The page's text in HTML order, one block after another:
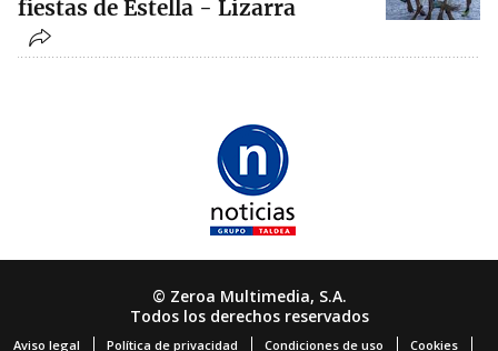
fiestas de Estella - Lizarra
© Zeroa Multimedia, S.A.
Todos los derechos reservados
Aviso legal Política de privacidad Condiciones de uso Cookies